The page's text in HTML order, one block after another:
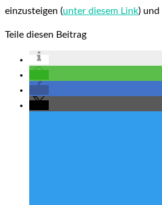
einzusteigen (unter diesem Link)
Teile diesen Beitrag